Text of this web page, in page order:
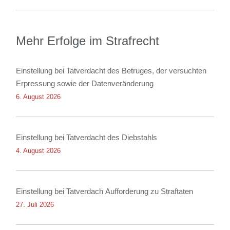
Mehr Erfolge im Strafrecht
Einstellung bei Tatverdacht des Betruges, der versuchten
Erpressung sowie der Datenveränderung
6. August 2026
Einstellung bei Tatverdacht des Diebstahls
4. August 2026
Einstellung bei Tatverdach Aufforderung zu Straftaten
27. Juli 2026